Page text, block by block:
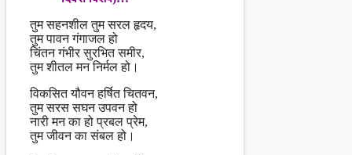
तुम सहनशील तुम सरल हृदय,
तुम पावन गंगाजल हो
चिंतन गंभीर सुरभित समीर,
तुम शीतल मन निर्मल हो।
विकसित यौवन हर्षित चितवन,
तुम सरस सघन उपवन हो
नारी मन का हो प्रबल प्रेम,
तुम जीवन का संबल हो।